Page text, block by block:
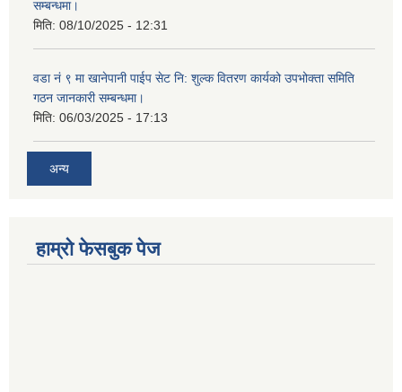
सम्बन्धमा।
मिति: 08/10/2025 - 12:31
वडा नं ९ मा खानेपानी पाईप सेट नि: शुल्क वितरण कार्यको उपभोक्ता समिति
गठन जानकारी सम्बन्धमा।
मिति: 06/03/2025 - 17:13
अन्य
हाम्राे फेसबुक पेज